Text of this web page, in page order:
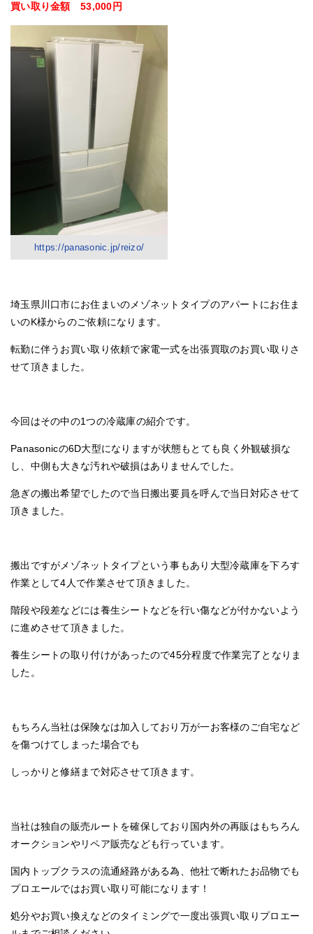
買い取り金額 53,000円
https://panasonic.jp/reizo/
埼玉県川口市にお住まいのメゾネットタイプのアパートにお住ま
いのK様からのご依頼になります。
転勤に伴うお買い取り依頼で家電一式を出張買取のお買い取りさ
せて頂きました。
今回はその中の1つの冷蔵庫の紹介です。
Panasonicの6D大型になりますが状態もとても良く外観破損な
し、中側も大きな汚れや破損はありませんでした。
急ぎの搬出希望でしたので当日搬出要員を呼んで当日対応させて
頂きました。
搬出ですがメゾネットタイプという事もあり大型冷蔵庫を下ろす
作業として4人で作業させて頂きました。
階段や段差などには養生シートなどを行い傷などが付かないよう
に進めさせて頂きました。
養生シートの取り付けがあったので45分程度で作業完了となりま
した。
もちろん当社は保険なは加入しており万が一お客様のご自宅など
を傷つけてしまった場合でも
しっかりと修繕まで対応させて頂きます。
当社は独自の販売ルートを確保しており国内外の再販はもちろん
オークションやリペア販売なども行っています。
国内トップクラスの流通経路がある為、他社で断れたお品物でも
プロエールではお買い取り可能になります！
処分やお買い換えなどのタイミングで一度出張買い取りプロエー